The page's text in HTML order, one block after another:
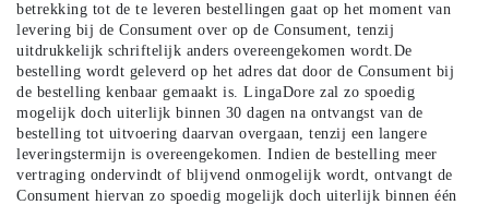
betrekking tot de te leveren bestellingen gaat op het moment van
levering bij de Consument over op de Consument, tenzij
uitdrukkelijk schriftelijk anders overeengekomen wordt.De
bestelling wordt geleverd op het adres dat door de Consument bij
de bestelling kenbaar gemaakt is. LingaDore zal zo spoedig
mogelijk doch uiterlijk binnen 30 dagen na ontvangst van de
bestelling tot uitvoering daarvan overgaan, tenzij een langere
leveringstermijn is overeengekomen. Indien de bestelling meer
vertraging ondervindt of blijvend onmogelijk wordt, ontvangt de
Consument hiervan zo spoedig mogelijk doch uiterlijk binnen één